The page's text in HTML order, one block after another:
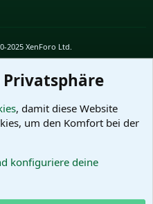
2025 XenForo Ltd.
, damit diese Website
um den Komfort bei der
konfiguriere deine